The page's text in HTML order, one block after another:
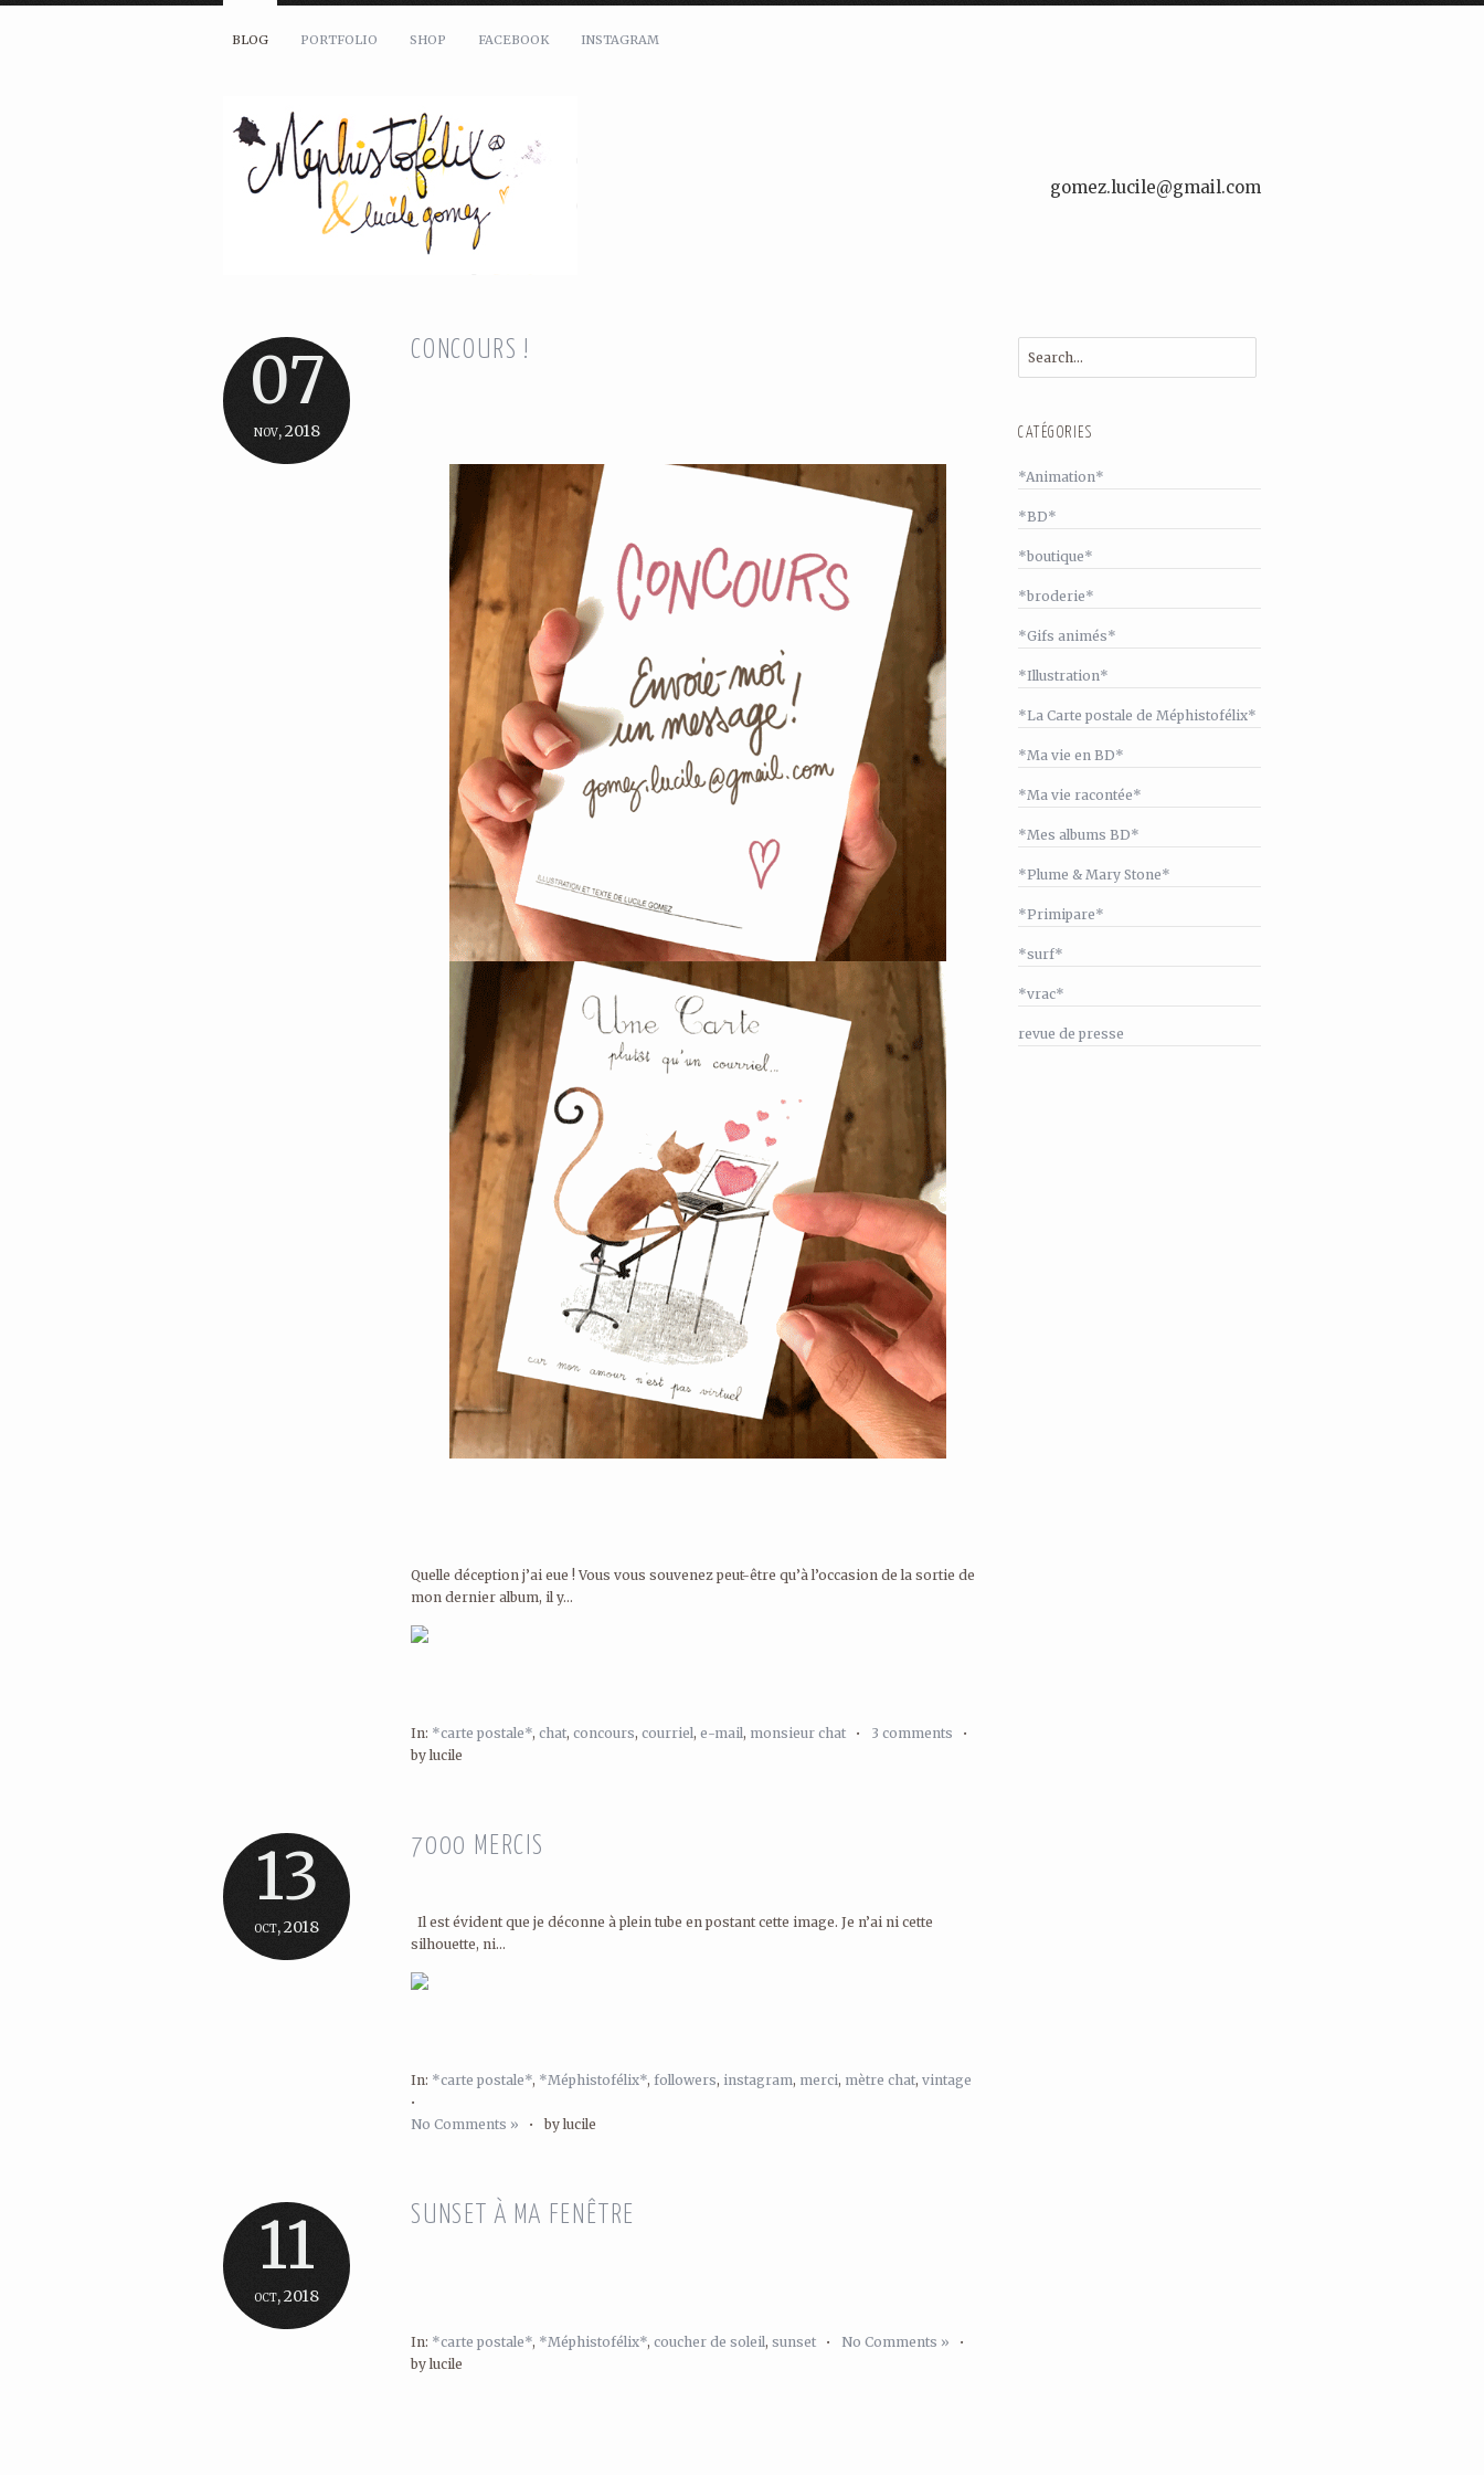
BLOG PORTFOLIO SHOP FACEBOOK INSTAGRAM
gomez.lucile@gmail.com
07
nov, 2018
CONCOURS !
Quelle déception j’ai eue ! Vous vous souvenez peut-être qu’à l’occasion de la sortie de
mon dernier album, il y...
In: *carte postale*, chat, concours, courriel, e-mail, monsieur chat • 3 comments •
by lucile
13
oct, 2018
7000 MERCIS
Il est évident que je déconne à plein tube en postant cette image. Je n’ai ni cette
silhouette, ni...
In: *carte postale*, *Méphistofélix*, followers, instagram, merci, mètre chat, vintage
•
No Comments » •by lucile
11
oct, 2018
SUNSET À MA FENÊTRE
In: *carte postale*, *Méphistofélix*, coucher de soleil, sunset • No Comments » •
by lucile
CATÉGORIES
*Animation*
*BD*
*boutique*
*broderie*
*Gifs animés*
*Illustration*
*La Carte postale de Méphistofélix*
*Ma vie en BD*
*Ma vie racontée*
*Mes albums BD*
*Plume & Mary Stone*
*Primipare*
*surf*
*vrac*
revue de presse